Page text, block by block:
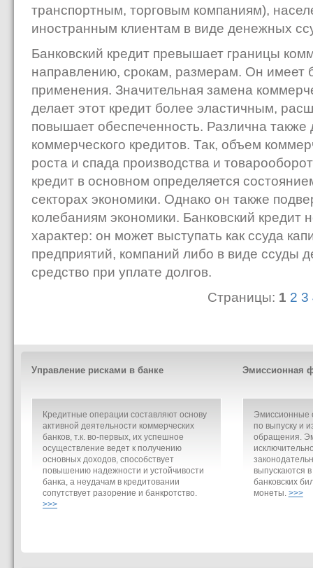
транспортным, торговым компаниям),
иностранным клиентам в виде денежных
Банковский кредит превышает границы
направлению, срокам, размерам. Он имеет
применения. Значительная замена
делает этот кредит более эластичным,
повышает обеспеченность. Различна также
коммерческого кредитов. Так, объем
роста и спада производства и
кредит в основном определяется
секторах экономики. Однако он также
колебаниям экономики. Банковский кредит
характер: он может выступать как ссуда
предприятий, компаний либо в виде ссуды
средство при уплате долгов.
Страницы: 1 2 3
Управление рисками в банке
Кредитные операции составляют основу
активной деятельности коммерческих
банков, т.к. во-первых, их успешное
осуществление ведет к получению
основных доходов, способствует
повышению надежности и устойчивости
банка, а неудачам в кредитовании
сопутствует разорение и банкротство.
>>>
Эмиссионная
Эмиссионные
по выпуску и
обращения.
выпускаются
банковских
монеты. >>>